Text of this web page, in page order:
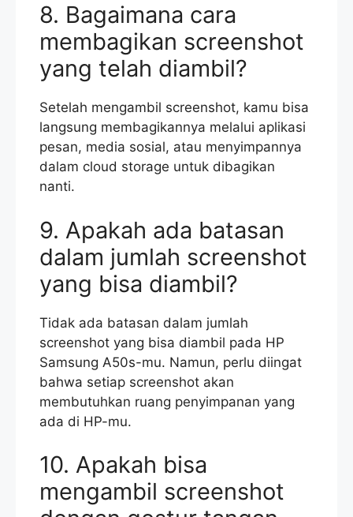
8. Bagaimana cara
membagikan screenshot
yang telah diambil?
Setelah mengambil screenshot, kamu bisa
langsung membagikannya melalui aplikasi
pesan, media sosial, atau menyimpannya
dalam cloud storage untuk dibagikan
nanti.
9. Apakah ada batasan
dalam jumlah screenshot
yang bisa diambil?
Tidak ada batasan dalam jumlah
screenshot yang bisa diambil pada HP
Samsung A50s-mu. Namun, perlu diingat
bahwa setiap screenshot akan
membutuhkan ruang penyimpanan yang
ada di HP-mu.
10. Apakah bisa
mengambil screenshot